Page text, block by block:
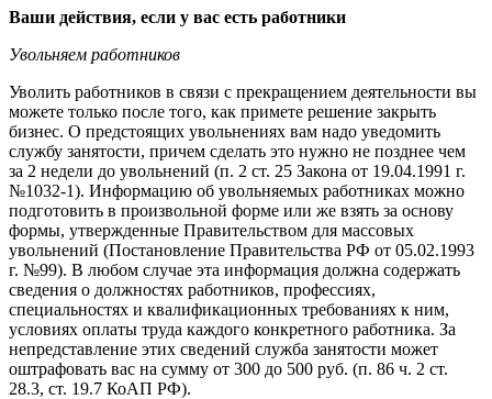
Ваши действия, если у вас есть работники
Увольняем работников
Уволить работников в связи с прекращением деятельности вы
можете только после того, как примете решение закрыть
бизнес. О предстоящих увольнениях вам надо уведомить
службу занятости, причем сделать это нужно не позднее чем
за 2 недели до увольнений (п. 2 ст. 25 Закона от 19.04.1991 г.
№1032-1). Информацию об увольняемых работниках можно
подготовить в произвольной форме или же взять за основу
формы, утвержденные Правительством для массовых
увольнений (Постановление Правительства РФ от 05.02.1993
г. №99). В любом случае эта информация должна содержать
сведения о должностях работников, профессиях,
специальностях и квалификационных требованиях к ним,
условиях оплаты труда каждого конкретного работника. За
непредставление этих сведений служба занятости может
оштрафовать вас на сумму от 300 до 500 руб. (п. 86 ч. 2 ст.
28.3, ст. 19.7 КоАП РФ).